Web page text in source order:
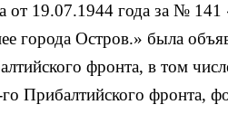
от 19.07.1944 года за №
города Остров.» была
фронта, в том
Прибалтийского фронта,